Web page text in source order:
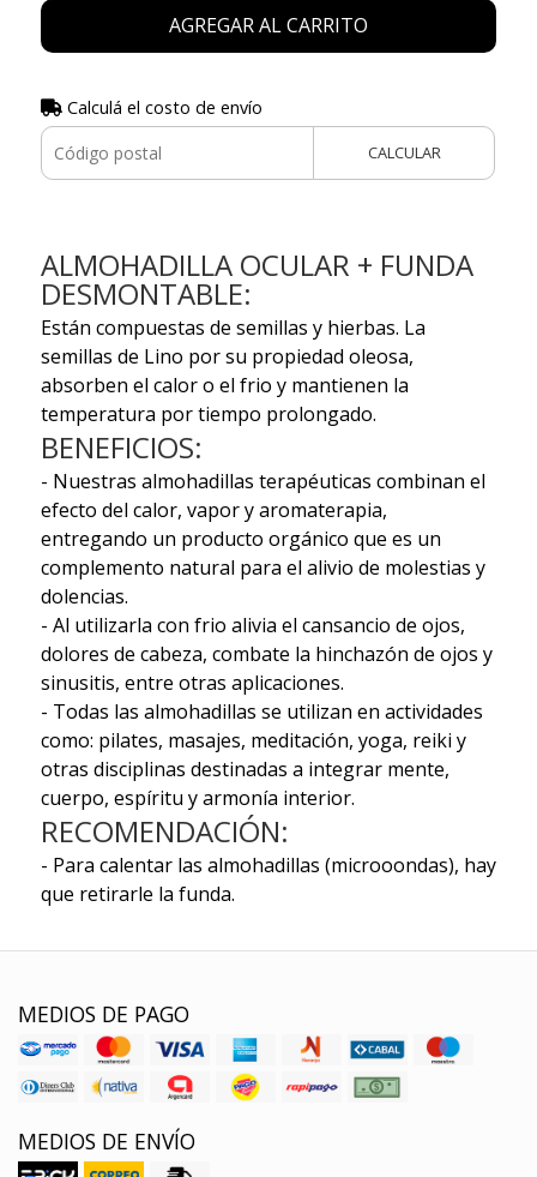
AGREGAR AL CARRITO
Calculá el costo de envío
CALCULAR
ALMOHADILLA OCULAR + FUNDA
DESMONTABLE:
Están compuestas de semillas y hierbas. La
semillas de Lino por su propiedad oleosa,
absorben el calor o el frio y mantienen la
temperatura por tiempo prolongado.
BENEFICIOS:
- Nuestras almohadillas terapéuticas combinan el
efecto del calor, vapor y aromaterapia,
entregando un producto orgánico que es un
complemento natural para el alivio de molestias y
dolencias.
- Al utilizarla con frio alivia el cansancio de ojos,
dolores de cabeza, combate la hinchazón de ojos y
sinusitis, entre otras aplicaciones.
- Todas las almohadillas se utilizan en actividades
como: pilates, masajes, meditación, yoga, reiki y
otras disciplinas destinadas a integrar mente,
cuerpo, espíritu y armonía interior.
RECOMENDACIÓN:
- Para calentar las almohadillas (microoondas), hay
que retirarle la funda.
MEDIOS DE PAGO
MEDIOS DE ENVÍO